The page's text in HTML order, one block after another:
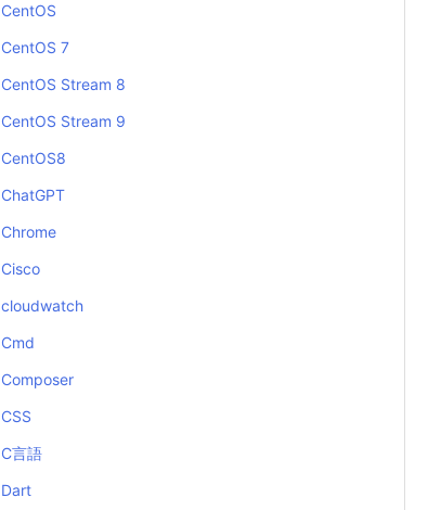
CentOS
CentOS 7
CentOS Stream 8
CentOS Stream 9
CentOS8
ChatGPT
Chrome
Cisco
cloudwatch
Cmd
Composer
CSS
C言語
Dart